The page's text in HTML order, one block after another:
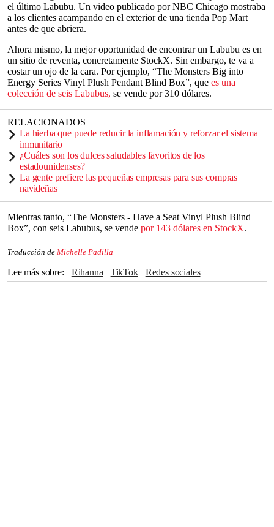
el último Labubu. Un video publicado por NBC Chicago mostraba
a los clientes acampando en el exterior de una tienda Pop Mart
antes de que abriera.
Ahora mismo, la mejor oportunidad de encontrar un Labubu es en
un sitio de reventa, concretamente StockX. Sin embargo, te va a
costar un ojo de la cara. Por ejemplo, “The Monsters Big into
Energy Series Vinyl Plush Pendant Blind Box”, que es una
colección de seis Labubus, se vende por 310 dólares.
RELACIONADOS
La hierba que puede reducir la inflamación y reforzar el sistema
inmunitario
¿Cuáles son los dulces saludables favoritos de los
estadounidenses?
La gente prefiere las pequeñas empresas para sus compras
navideñas
Mientras tanto, “The Monsters - Have a Seat Vinyl Plush Blind
Box”, con seis Labubus, se vende por 143 dólares en StockX.
Traducción de Michelle Padilla
Lee más sobre Rihanna TikTok Redes sociales